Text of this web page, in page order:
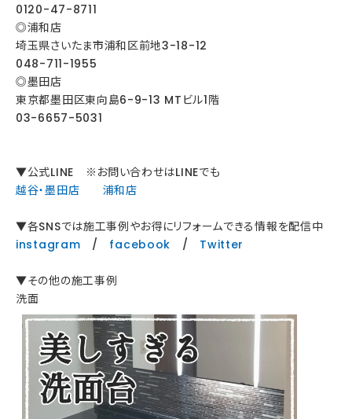
0120-47-8711
◎浦和店
埼玉県さいたま市浦和区前地3-18-12
048-711-1955
◎墨田店
東京都墨田区東向島6-9-13 MTビル1階
03-6657-5031
▼公式LINE ※お問い合わせはLINEでも
越谷・墨田店
浦和店
▼各SNSでは施工事例やお得にリフォームできる情報を配信中
instagram / facebook / Twitter
▼その他の施工事例
洗面